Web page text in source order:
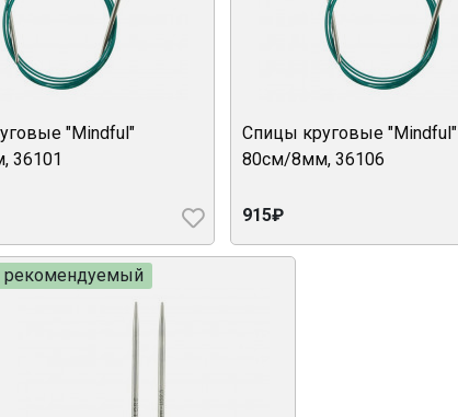
"Mindful"
36101
Спицы круговые "Mindful"
80см/8мм, 36106
915₽
рекомендуемый